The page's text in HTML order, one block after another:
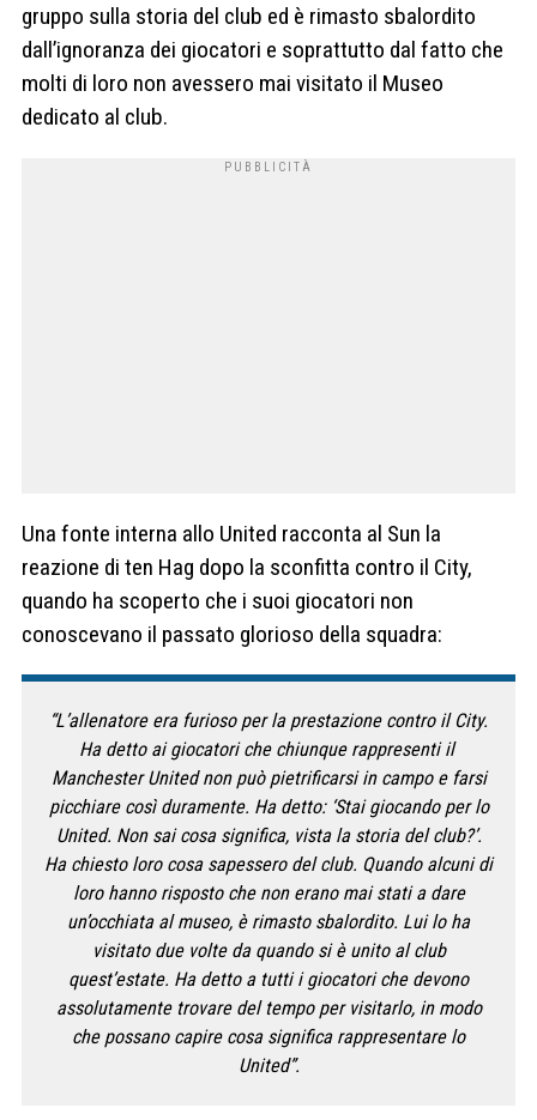
gruppo sulla storia del club ed è rimasto sbalordito
dall’ignoranza dei giocatori e soprattutto dal fatto che
molti di loro non avessero mai visitato il Museo
dedicato al club.
Una fonte interna allo United racconta al Sun la
reazione di ten Hag dopo la sconfitta contro il City,
quando ha scoperto che i suoi giocatori non
conoscevano il passato glorioso della squadra:
“L’allenatore era furioso per la prestazione contro il City.
Ha detto ai giocatori che chiunque rappresenti il ​​
Manchester United non può pietrificarsi in campo e farsi
picchiare così duramente. Ha detto: ‘Stai giocando per lo
United. Non sai cosa significa, vista la storia del club?’.
Ha chiesto loro cosa sapessero del club. Quando alcuni di
loro hanno risposto che non erano mai stati a dare
un’occhiata al museo, è rimasto sbalordito. Lui lo ha
visitato due volte da quando si è unito al club
quest’estate. Ha detto a tutti i giocatori che devono
assolutamente trovare del tempo per visitarlo, in modo
che possano capire cosa significa rappresentare lo
United”.